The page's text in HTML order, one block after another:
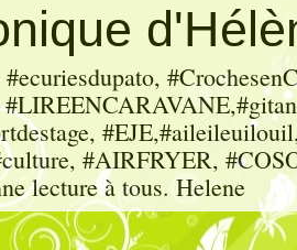
#AIRFRYER,
lecture à tous. Helene